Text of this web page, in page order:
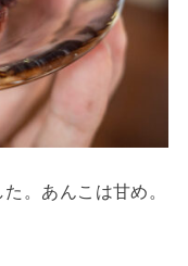
。あんこは甘め。